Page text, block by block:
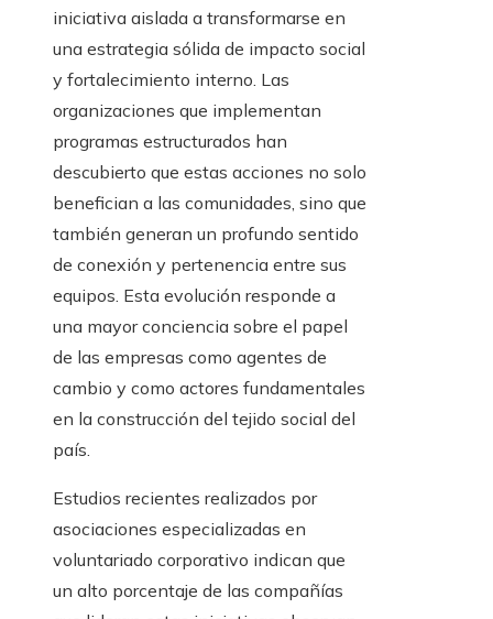
iniciativa aislada a transformarse en
una estrategia sólida de impacto social
y fortalecimiento interno. Las
organizaciones que implementan
programas estructurados han
descubierto que estas acciones no solo
benefician a las comunidades, sino que
también generan un profundo sentido
de conexión y pertenencia entre sus
equipos. Esta evolución responde a
una mayor conciencia sobre el papel
de las empresas como agentes de
cambio y como actores fundamentales
en la construcción del tejido social del
país.
Estudios recientes realizados por
asociaciones especializadas en
voluntariado corporativo indican que
un alto porcentaje de las compañías